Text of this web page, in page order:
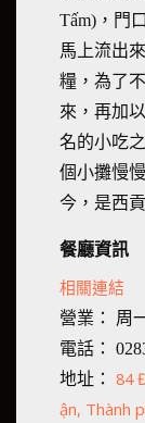
Tấm)，門
馬上流出
糧，為了
來，再加
名的小吃
個小攤慢
今，是西
餐廳資訊
相關連結
營業： 周
電話：
地址： 84
ận, Thành